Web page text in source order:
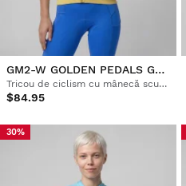
GM2-W GOLDEN PEDALS GREEN
Tricou de ciclism cu mânecă scurtă pentru femei
$84.95
30%